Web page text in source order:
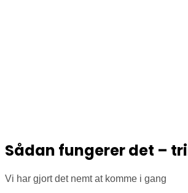
Sådan fungerer det –
Vi har gjort det nemt at komme i gang